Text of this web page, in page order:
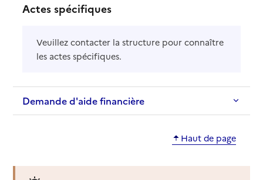
Actes spécifiques
Veuillez contacter la structure pour connaître
les actes spécifiques.
Demande d'aide financière
Haut de page